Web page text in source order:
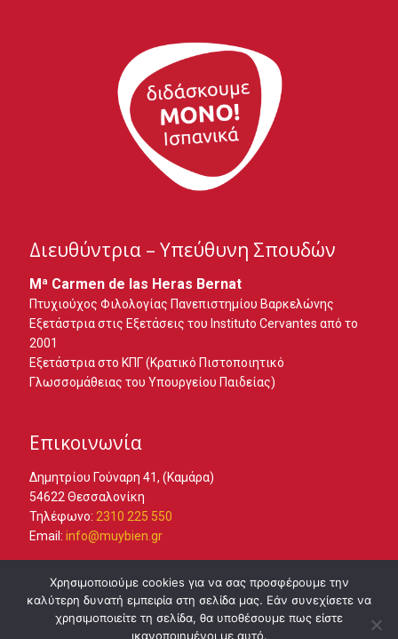
Διευθύντρια – Υπεύθυνη Σπουδών
Mª Carmen de las Heras Bernat
Πτυχιούχος Φιλολογίας Πανεπιστημίου Βαρκελώνης
Εξετάστρια στις Εξετάσεις του Instituto Cervantes από το
2001
Εξετάστρια στο ΚΠΓ (Κρατικό Πιστοποιητικό
Γλωσσομάθειας του Υπουργείου Παιδείας)
Επικοινωνία
Δημητρίου Γούναρη 41, (Καμάρα)
54622 Θεσσαλονίκη
Τηλέφωνο: 2310 225 550
Email: info@muybien.gr
Επισκεφθείτε μας στο facebook
Χρησιμοποιούμε cookies για να σας προσφέρουμε την
καλύτερη δυνατή εμπειρία στη σελίδα μας. Εάν συνεχίσετε να
χρησιμοποιείτε τη σελίδα, θα υποθέσουμε πως είστε
ικανοποιημένοι με αυτό.